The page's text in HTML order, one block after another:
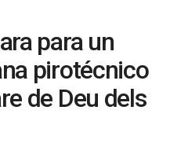
para un
pirotécnico
de Deu dels